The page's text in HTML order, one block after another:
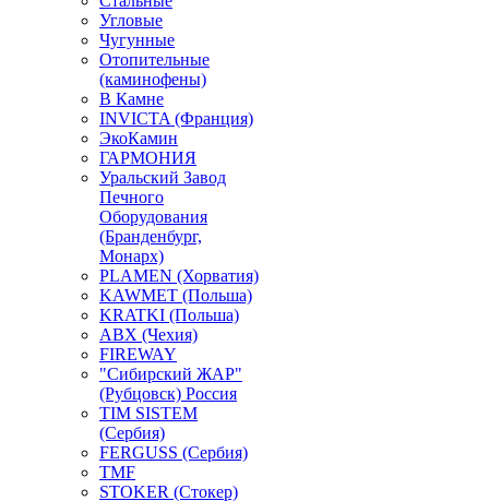
Угловые
Чугунные
Отопительные
(каминофены)
В Камне
INVICTA (Франция)
ЭкоКамин
ГАРМОНИЯ
Уральский Завод
Печного
Оборудования
(Бранденбург,
Монарх)
PLAMEN (Хорватия)
KAWMET (Польша)
KRATKI (Польша)
ABX (Чехия)
FIREWAY
"Сибирский ЖАР"
(Рубцовск) Россия
TIM SISTEM
(Сербия)
FERGUSS (Сербия)
TMF
STOKER (Стокер)